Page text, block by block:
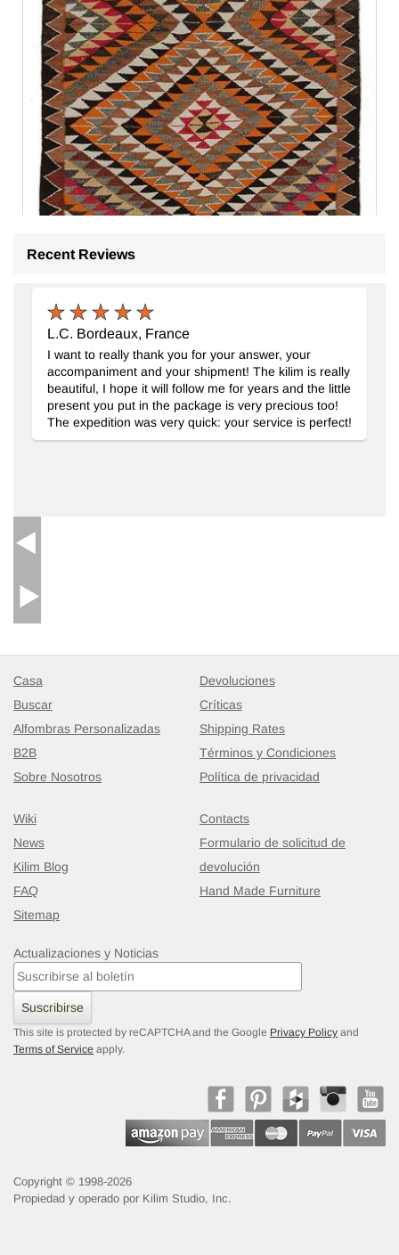
Multicolor Alfombra Kilim Tribal Vintage
99 cm x 359 cm
$465
Recent Reviews
L.C. Bordeaux, France
I want to really thank you for your answer, your
accompaniment and your shipment! The kilim is really
beautiful, I hope it will follow me for years and the little
present you put in the package is very precious too!
The expedition was very quick: your service is perfect!
Casa
Buscar
Alfombras Personalizadas
B2B
Sobre Nosotros
Devoluciones
Críticas
Shipping Rates
Términos y Condiciones
Política de privacidad
Wiki
News
Kilim Blog
FAQ
Sitemap
Contacts
Formulario de solicitud de
devolución
Hand Made Furniture
Actualizaciones y Noticias
Suscribirse
This site is protected by reCAPTCHA and the Google Privacy Policy and
Terms of Service apply.
Copyright © 1998-2026
Propiedad y operado por Kilim Studio, Inc.